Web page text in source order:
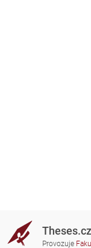
Theses.cz
Provozuje